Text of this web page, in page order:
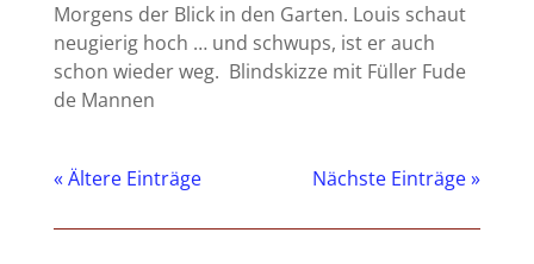
Morgens der Blick in den Garten. Louis schaut
neugierig hoch … und schwups, ist er auch
schon wieder weg. Blindskizze mit Füller Fude
de Mannen
« Ältere Einträge Nächste Einträge »